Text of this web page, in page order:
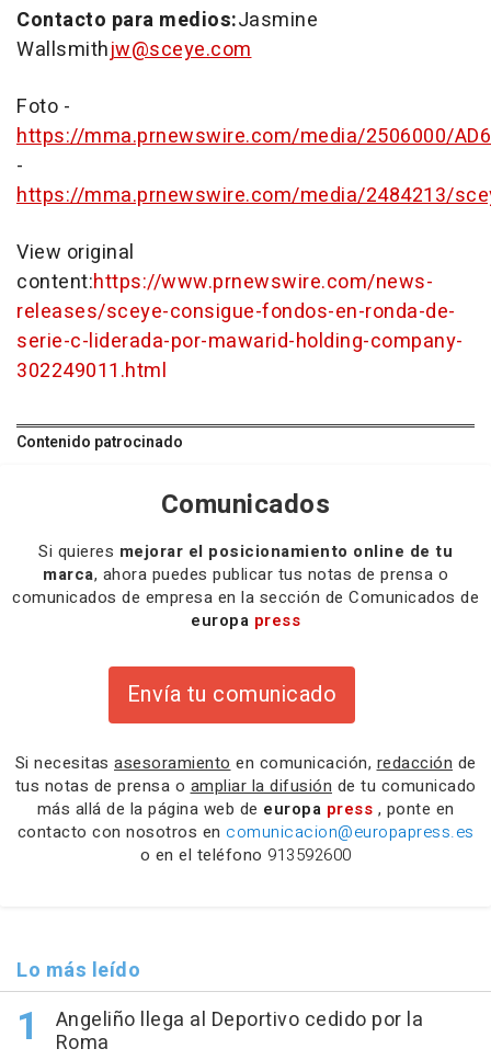
Contacto para medios:Jasmine
Wallsmithjw@sceye.com
Foto -
https://mma.prnewswire.com/media/2506000/
-
https://mma.prnewswire.com/media/2484213/
View original
content:https://www.prnewswire.com/news-
releases/sceye-consigue-fondos-en-ronda-de-
serie-c-liderada-por-mawarid-holding-company-
302249011.html
Contenido patrocinado
Comunicados
Si quieres mejorar el posicionamiento online de tu
marca, ahora puedes publicar tus notas de prensa o
comunicados de empresa en la sección de Comunicados de
europa press
Envía tu comunicado
Si necesitas asesoramiento en comunicación, redacción de
tus notas de prensa o ampliar la difusión de tu comunicado
más allá de la página web de europa press , ponte en
contacto con nosotros en comunicacion@europapress.es
o en el teléfono 913592600
Lo más leído
Angeliño llega al Deportivo cedido por la
Roma